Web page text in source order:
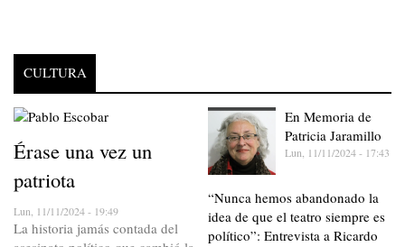
CULTURA
Érase una vez un
patriota
Lun, 11/11/2024 - 19:49
La historia jamás contada del
En Memoria de
Patricia Jaramillo
Lun, 11/11/2024 - 17:43
“Nunca hemos abandonado la
idea de que el teatro siempre es
político”: Entrevista a Ricardo